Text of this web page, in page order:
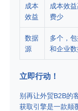
成本
效益
成本效
费少
数据
源
多个，
和企业
立即行动！
别再让外贸B2B的
获取引擎是一款颠